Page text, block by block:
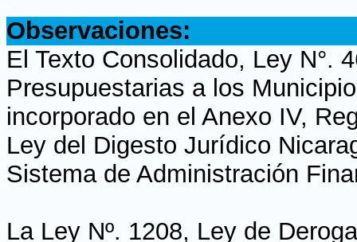
Observaciones:
El Texto Consolidado, Ley N°.
Presupuestarias a los
incorporado en el Anexo IV,
Ley del Digesto Jurídico
Sistema de Administración
La Ley Nº. 1208, Ley de